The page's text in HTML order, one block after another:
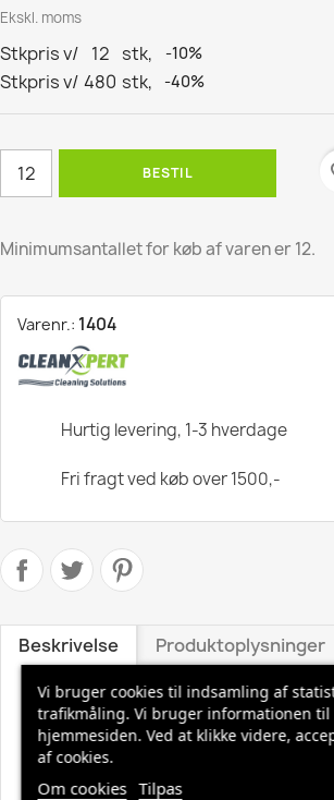
Ekskl. moms
Stkpris v/ 12 stk, -10%
Stkpris v/ 480 stk, -40%
BESTIL
Minimumsantallet for køb af varen er 12.
Varenr.: 1404
Hurtig levering, 1-3 hverdage
Fri fragt ved køb over 1500,-
Beskrivelse Produktoplysninger
Sanitet Classic 1 ltr
Anvendes til afkalkning af bade- og
toiletkummer, brusekabiner m. m.
Fordele:
Vi bruger cookies til indsamling af
trafikmåling. Vi bruger informationen
hjemmesiden. Ved at klikke videre,
af cookies.
Om cookies Tilpas